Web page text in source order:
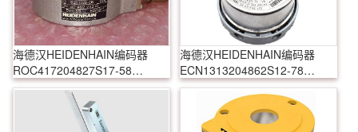
海德汉HEIDENHAIN编码器
ROC417204827S17-58
631699-06
海德汉HEIDENHAIN编码器
ECN1313204862S12-78
768295-54